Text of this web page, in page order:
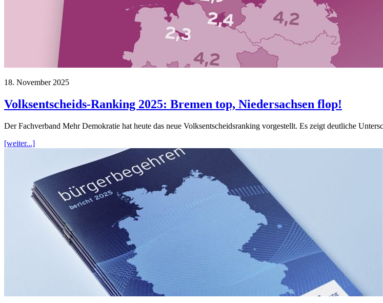
18. November 2025
Volksentscheids-Ranking 2025: Bremen top, Niedersachsen flop!
Der Fachverband Mehr Demokratie hat heute das neue Volksentscheidsranking vorgestellt. Es zeigt deutliche
[weiter...]